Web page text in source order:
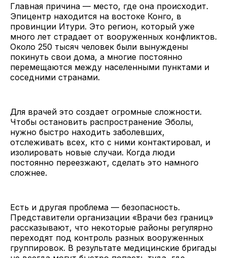
Главная причина — место, где она происходит.
Эпицентр находится на востоке Конго, в
провинции Итури. Это регион, который уже
много лет страдает от вооруженных конфликтов.
Около 250 тысяч человек были вынуждены
покинуть свои дома, а многие постоянно
перемещаются между населенными пунктами и
соседними странами.
Для врачей это создает огромные сложности.
Чтобы остановить распространение Эболы,
нужно быстро находить заболевших,
отслеживать всех, кто с ними контактировал, и
изолировать новые случаи. Когда люди
постоянно переезжают, сделать это намного
сложнее.
Есть и другая проблема — безопасность.
Представители организации «Врачи без границ»
рассказывают, что некоторые районы регулярно
переходят под контроль разных вооруженных
группировок. В результате медицинские бригады